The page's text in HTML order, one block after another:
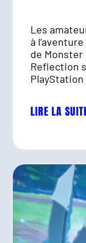
Les
à
de
Reflection
PlayStation
LIRE LA